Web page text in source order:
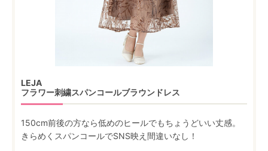
LEJA
フラワー刺繍スパンコールブラウンドレス
150cm前後の方なら低めのヒールでもちょうどいい丈感。
きらめくスパンコールでSNS映え間違いなし！